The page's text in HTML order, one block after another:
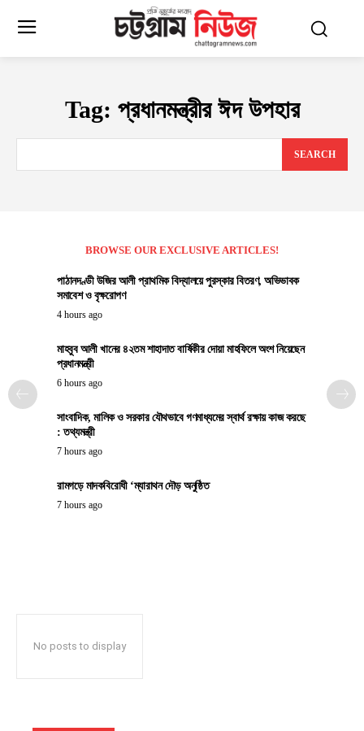
Tag: প্রধানমন্ত্রীর ঈদ উপহার
SEARCH
BROWSE OUR EXCLUSIVE ARTICLES!
পাঠানদণ্ডী উজির আলী প্রাথমিক বিদ্যালয়ে পুরস্কার বিতরণ, অভিভাবক
সমাবেশ ও বৃক্ষরোপণ
4 hours ago
মাহবুব আলী খানের ৪২তম শাহাদাত বার্ষিকীর দোয়া মাহফিলে অংশ নিয়েছেন
প্রধানমন্ত্রী
6 hours ago
সাংবাদিক, মালিক ও সরকার যৌথভাবে গণমাধ্যমের স্বার্থ রক্ষায় কাজ করছে
: তথ্যমন্ত্রী
7 hours ago
রামগড়ে মাদকবিরোধী ‘ম্যারাথন দৌড় অনুষ্ঠিত
7 hours ago
No posts to display